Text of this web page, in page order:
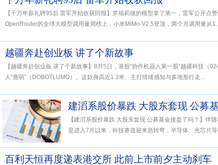
【千万年薪礼聘95后 雷军开始收获回报】罗福莉做的模型拿了第一，雷军公开点
OpenRouter的全球大模型调用量周榜上，小米MiMo-V2.5登顶，两个月调用量从
越疆奔赴创业板 讲了个新故事
【越疆奔赴创业板 讲了个新故事】8月5日，港股“协作机器人第一股”越疆科技（
人“鹿萌”（DOBOTLUMO）。这款身高近1.3米、主打情绪感知与多地形行走...
建滔系股价暴跌 大股东套现 公募
【建滔系股价暴跌 大股东套现 公募基金接盘了吗？】伴
是进入7月以来，科技赛道迎来急转弯，半导体、光芯片
百利天恒再度递表港交所 此前上市前夕主动刹车